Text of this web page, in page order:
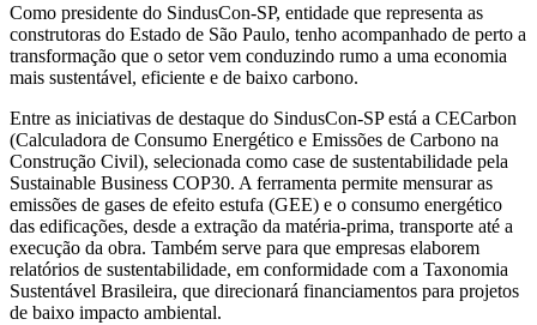
Como presidente do SindusCon-SP, entidade que representa as
construtoras do Estado de São Paulo, tenho acompanhado de perto a
transformação que o setor vem conduzindo rumo a uma economia
mais sustentável, eficiente e de baixo carbono.
Entre as iniciativas de destaque do SindusCon-SP está a CECarbon
(Calculadora de Consumo Energético e Emissões de Carbono na
Construção Civil), selecionada como case de sustentabilidade pela
Sustainable Business COP30. A ferramenta permite mensurar as
emissões de gases de efeito estufa (GEE) e o consumo energético
das edificações, desde a extração da matéria-prima, transporte até a
execução da obra. Também serve para que empresas elaborem
relatórios de sustentabilidade, em conformidade com a Taxonomia
Sustentável Brasileira, que direcionará financiamentos para projetos
de baixo impacto ambiental.